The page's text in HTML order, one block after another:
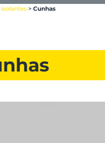
isolantes > Cunhas